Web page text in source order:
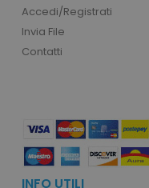
Accedi/Registrati
Invia File
Contatti
INFO UTILI